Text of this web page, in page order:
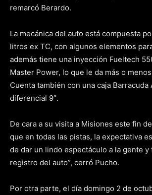
remarcó Berardo.
La mecánica del auto está compuesta
litros ex TC, con algunos elementos
además tiene una inyección Fueltech
Master Power, lo que le da más o
Cuenta también con una caja Barracuda
diferencial 9″.
De cara a su visita a Misiones este fin
que en todas las pistas, la expectativa
de dar un lindo espectáculo a la gente
registro del auto”, cerró Pucho.
Por otra parte, el día domingo 2 de